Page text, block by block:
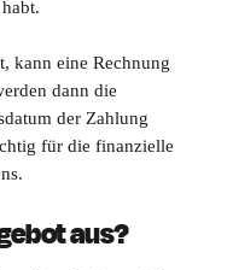
kann eine Rechnung
dann die
der Zahlung
für die finanzielle
aus?